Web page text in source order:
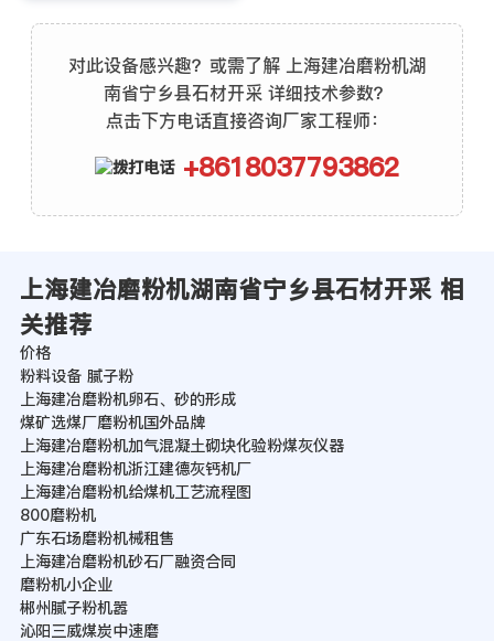
对此设备感兴趣？或需了解 上海建冶磨粉机湖
南省宁乡县石材开采 详细技术参数？
点击下方电话直接咨询厂家工程师：
+8618037793862
上海建冶磨粉机湖南省宁乡县石材开采 相
关推荐
价格
粉料设备 腻子粉
上海建冶磨粉机卵石、砂的形成
煤矿选煤厂磨粉机国外品牌
上海建冶磨粉机加气混凝土砌块化验粉煤灰仪器
上海建冶磨粉机浙江建德灰钙机厂
上海建冶磨粉机给煤机工艺流程图
800磨粉机
广东石场磨粉机械租售
上海建冶磨粉机砂石厂融资合同
磨粉机小企业
郴州腻子粉机嚣
沁阳三威煤炭中速磨